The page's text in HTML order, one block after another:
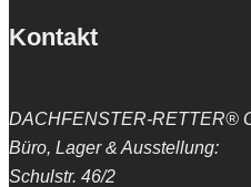
Kontakt
DACHFENSTER-RETTER®
Büro, Lager & Ausstellung:
Schulstr. 46/2